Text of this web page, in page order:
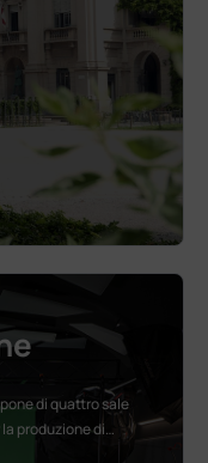
di quattro sale
produzione di…